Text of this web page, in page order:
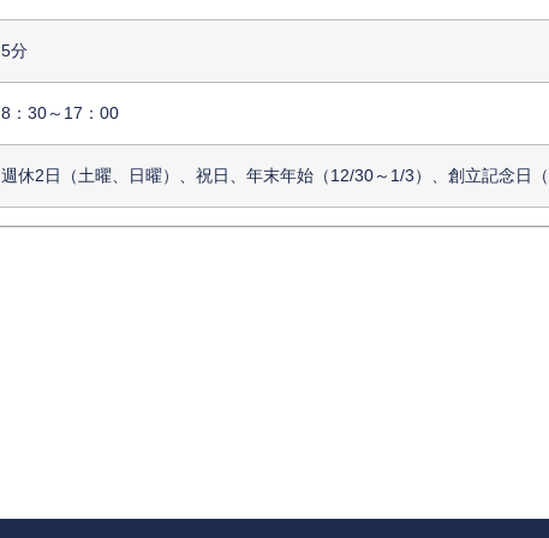
5分
8：30～17：00
週休2日（土曜、日曜）、祝日、年末年始（12/30～1/3）、創立記念日